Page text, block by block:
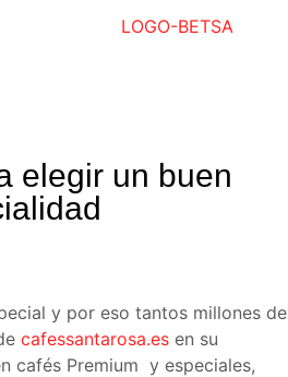
elegir un buen
y por eso tantos millones de
cafessantarosa.es en su
cafés Premium y especiales,